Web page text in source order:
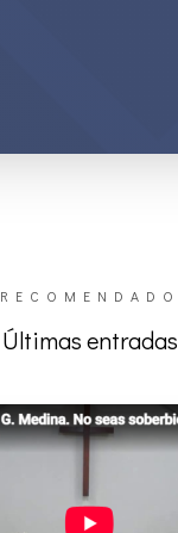
RECOMENDADO
Últimas entradas